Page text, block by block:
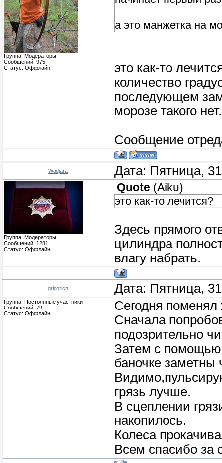
Группа: Модераторы
Сообщений: 975
Статус: Оффлайн
а это манжетка на
это как-то
количество
последующем
морозе такого нет.
Сообщение
Wadjara Дата: Пятница,
Группа: Модераторы
Сообщений: 1281
Статус: Оффлайн
Quote (Aiku)
это как-то лечится?
Здесь прямого
цилиндра
влагу набрать.
grigorich Дата: Пятница,
Группа: Постоянные участники
Сообщений: 79
Статус: Оффлайн
Сегодня поменял
Сначала
подозрительно
Затем с
баночке заметны
грязь лучше.
В сцеплении
накопилось.
Колеса
Всем спасибо за